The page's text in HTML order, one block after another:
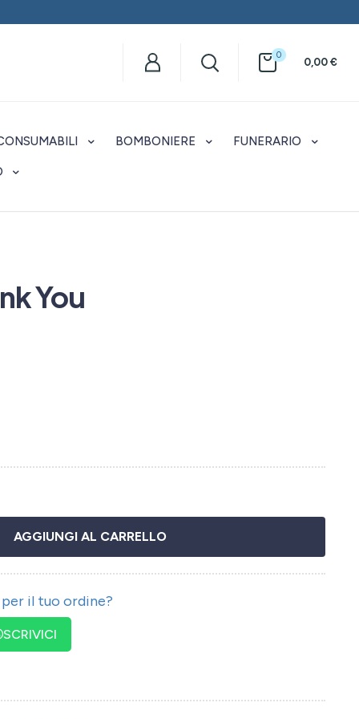
0
0,00€
BOMBONIERE FUNERARIO
You
AGGIUNGI AL CARRELLO
il tuo ordine?
SCRIVICI